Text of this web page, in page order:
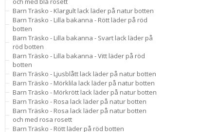
Barn Träsko - Klargult lack läder på natur botten
Barn Träsko - Lilla bakanna - Rött läder på röd
botten
Barn Träsko - Lilla bakanna - Svart lack läder på
röd botten
Barn Träsko - Lilla bakanna - Vitt läder på röd
botten
Barn Träsko - Ljusblått lack läder på natur botten
Barn Träsko - Mörklila lack läder på natur botten
Barn Träsko - Mörkrött lack läder på natur botten
Barn Träsko - Rosa lack läder på natur botten
Barn Träsko - Rosa lack läder på natur botten
och med rosa rosett
Barn Träsko - Rött läder på röd botten